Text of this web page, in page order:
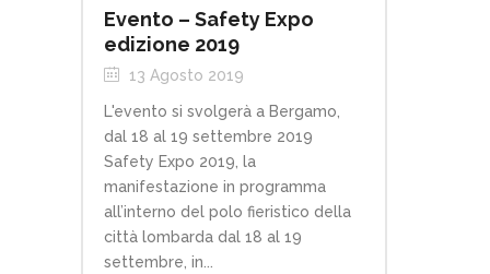
Evento – Safety Expo
edizione 2019
13 Agosto 2019
L'evento si svolgerà a Bergamo,
dal 18 al 19 settembre 2019
Safety Expo 2019, la
manifestazione in programma
all’interno del polo fieristico della
città lombarda dal 18 al 19
settembre, in...